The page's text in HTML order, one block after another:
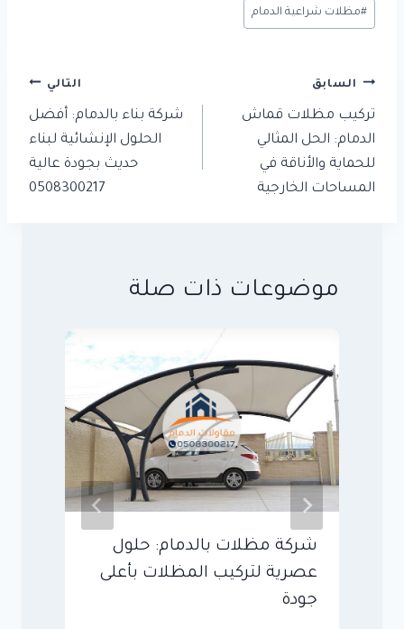
#مظلات شراعية الدمام
تصفّح
المقالات
السابق
تركيب مظلات قماش
الدمام: الحل المثالي
للحماية والأناقة في
المساحات الخارجية
التالي
شركة بناء بالدمام: أفضل
الحلول الإنشائية لبناء
حديث بجودة عالية
0508300217
موضوعات ذات صلة
شركة مظلات بالدمام: حلول
عصرية لتركيب المظلات بأعلى
جودة